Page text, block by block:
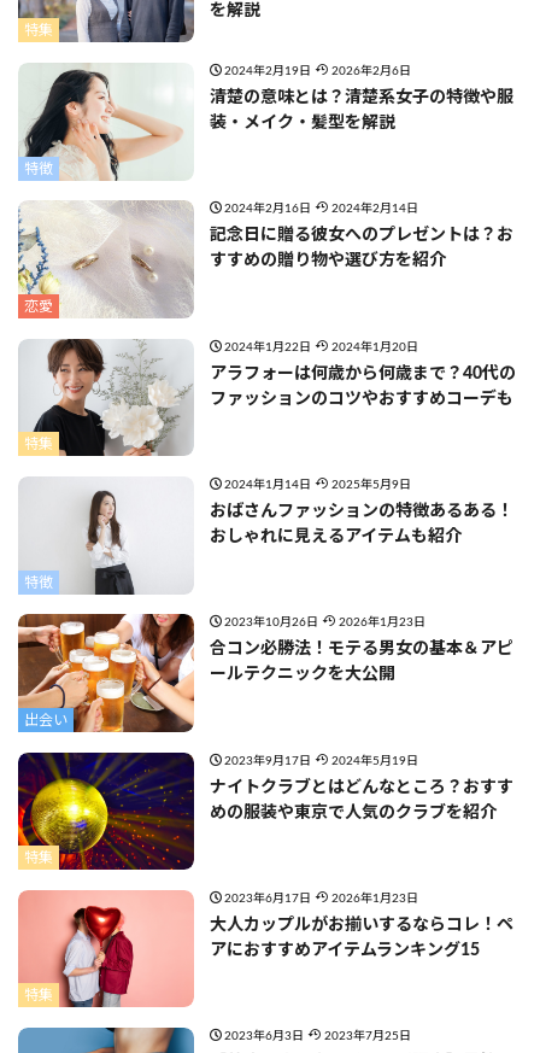
特集
を解説
特徴
2024年2月19日 2026年2月6日
清楚の意味とは？清楚系女子の特徴や服
装・メイク・髪型を解説
恋愛
2024年2月16日 2024年2月14日
記念日に贈る彼女へのプレゼントは？お
すすめの贈り物や選び方を紹介
特集
2024年1月22日 2024年1月20日
アラフォーは何歳から何歳まで？40代の
ファッションのコツやおすすめコーデも
特徴
2024年1月14日 2025年5月9日
おばさんファッションの特徴あるある！
おしゃれに見えるアイテムも紹介
出会い
2023年10月26日 2026年1月23日
合コン必勝法！モテる男女の基本＆アピ
ールテクニックを大公開
特集
2023年9月17日 2024年5月19日
ナイトクラブとはどんなところ？おすす
めの服装や東京で人気のクラブを紹介
特集
2023年6月17日 2026年1月23日
大人カップルがお揃いするならコレ！ペ
アにおすすめアイテムランキング15
2023年6月3日 2023年7月25日